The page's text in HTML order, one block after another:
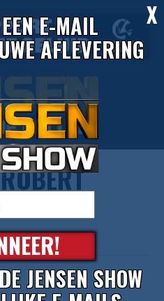
X
E-MAIL
AFLEVERING
JENSEN SHOW